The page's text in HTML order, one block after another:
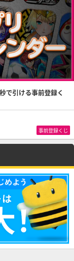
で引ける事前登録く
事前登録くじ